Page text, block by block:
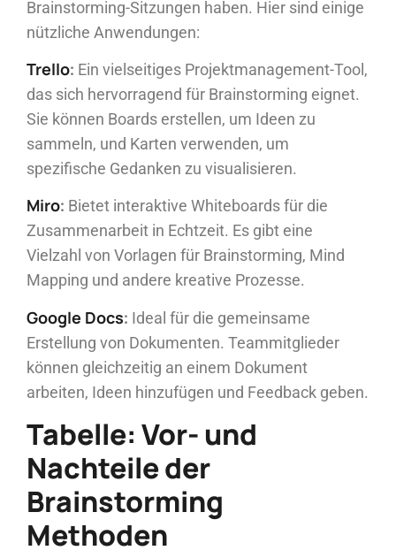
Brainstorming-Sitzungen haben. Hier sind einige
nützliche Anwendungen:
Trello: Ein vielseitiges Projektmanagement-Tool,
das sich hervorragend für Brainstorming eignet.
Sie können Boards erstellen, um Ideen zu
sammeln, und Karten verwenden, um
spezifische Gedanken zu visualisieren.
Miro: Bietet interaktive Whiteboards für die
Zusammenarbeit in Echtzeit. Es gibt eine
Vielzahl von Vorlagen für Brainstorming, Mind
Mapping und andere kreative Prozesse.
Google Docs: Ideal für die gemeinsame
Erstellung von Dokumenten. Teammitglieder
können gleichzeitig an einem Dokument
arbeiten, Ideen hinzufügen und Feedback geben.
Tabelle: Vor- und
Nachteile der
Brainstorming
Methoden